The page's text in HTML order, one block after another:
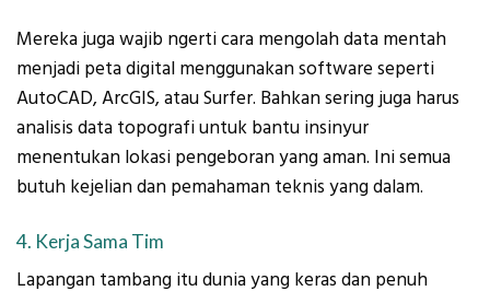
Mereka juga wajib ngerti cara mengolah data mentah
menjadi peta digital menggunakan software seperti
AutoCAD, ArcGIS, atau Surfer. Bahkan sering juga harus
analisis data topografi untuk bantu insinyur
menentukan lokasi pengeboran yang aman. Ini semua
butuh kejelian dan pemahaman teknis yang dalam.
4. Kerja Sama Tim
Lapangan tambang itu dunia yang keras dan penuh